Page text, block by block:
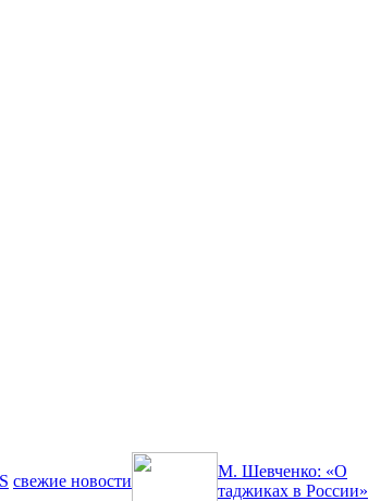
свежие новости
М. Шевченко: «О
таджиках в России»